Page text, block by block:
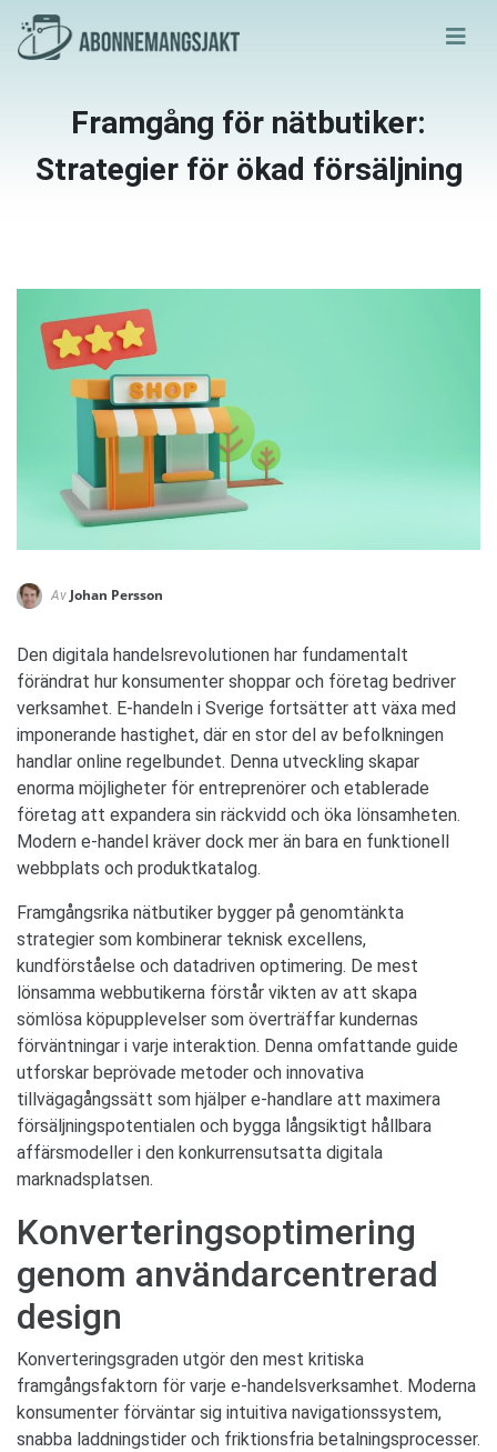
Framgång för nätbutiker:
Strategier för ökad försäljning
Av Johan Persson
Den digitala handelsrevolutionen har fundamentalt
förändrat hur konsumenter shoppar och företag bedriver
verksamhet. E-handeln i Sverige fortsätter att växa med
imponerande hastighet, där en stor del av befolkningen
handlar online regelbundet. Denna utveckling skapar
enorma möjligheter för entreprenörer och etablerade
företag att expandera sin räckvidd och öka lönsamheten.
Modern e-handel kräver dock mer än bara en funktionell
webbplats och produktkatalog.
Framgångsrika nätbutiker bygger på genomtänkta
strategier som kombinerar teknisk excellens,
kundförståelse och datadriven optimering. De mest
lönsamma webbutikerna förstår vikten av att skapa
sömlösa köpupplevelser som överträffar kundernas
förväntningar i varje interaktion. Denna omfattande guide
utforskar beprövade metoder och innovativa
tillvägagångssätt som hjälper e-handlare att maximera
försäljningspotentialen och bygga långsiktigt hållbara
affärsmodeller i den konkurrensutsatta digitala
marknadsplatsen.
Konverteringsoptimering
genom användarcentrerad
design
Konverteringsgraden utgör den mest kritiska
framgångsfaktorn för varje e-handelsverksamhet. Moderna
konsumenter förväntar sig intuitiva navigationssystem,
snabba laddningstider och friktionsfria betalningsprocesser.